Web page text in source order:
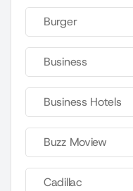
Burger
Business
Business Hotels
Buzz Moview
Cadillac